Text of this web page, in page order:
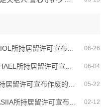
06-26
06-04
05-22
02-12